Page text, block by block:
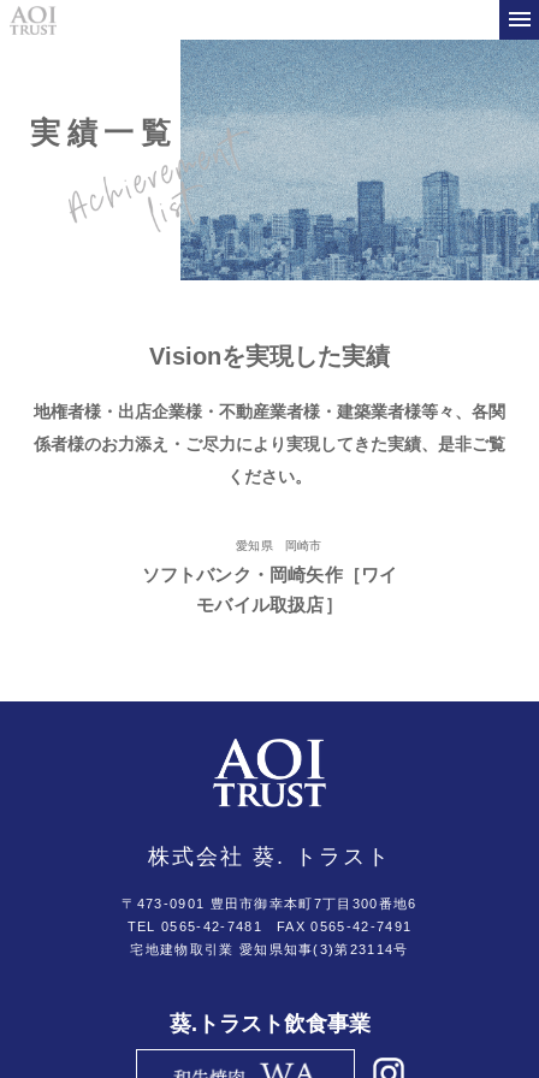
実績一覧
Visionを実現した実績
地権者様・出店企業様・不動産業者様・建築業者様等々、 各関
係者様のお力添え・ご尽力により実現してきた実績、是非ご覧
ください。
愛知県 岡崎市
ソフトバンク・岡崎矢作［ワイ
モバイル取扱店］
株式会社 葵. トラスト
〒473-0901 豊田市御幸本町7丁目300番地6
TEL 0565-42-7481
FAX 0565-42-7491
宅地建物取引業 愛知県知事(3)第23114号
葵.トラスト飲食事業